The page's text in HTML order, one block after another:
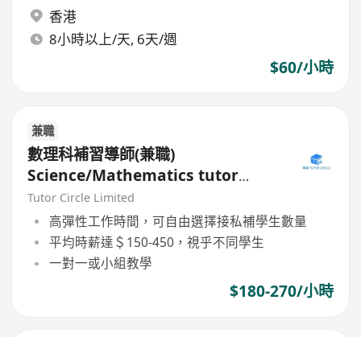
香港
8小時以上/天, 6天/週
$60/小時
兼職
數理科補習導師(兼職)
Science/Mathematics tutor
(Part Time)
Tutor Circle Limited
高彈性工作時間，可自由選擇接私補學生數量
平均時薪達＄150-450，視乎不同學生
一對一或小組教學
$180-270/小時